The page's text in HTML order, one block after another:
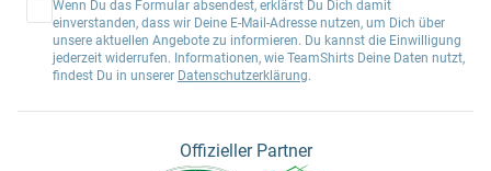
Wenn Du das Formular absendest, erklärst Du Dich damit
einverstanden, dass wir Deine E-Mail-Adresse nutzen, um Dich über
unsere aktuellen Angebote zu informieren. Du kannst die Einwilligung
jederzeit widerrufen. Informationen, wie TeamShirts Deine Daten nutzt,
findest Du in unserer Datenschutzerklärung.
Offizieller Partner